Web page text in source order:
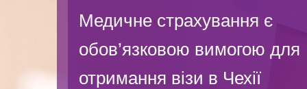
Медичне страхування є
обов’язковою вимогою для
отримання візи в Чехії